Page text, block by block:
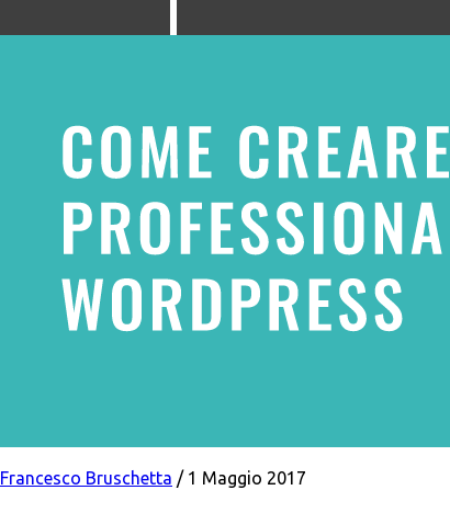
Francesco Bruschetta / 1 Maggio 2017